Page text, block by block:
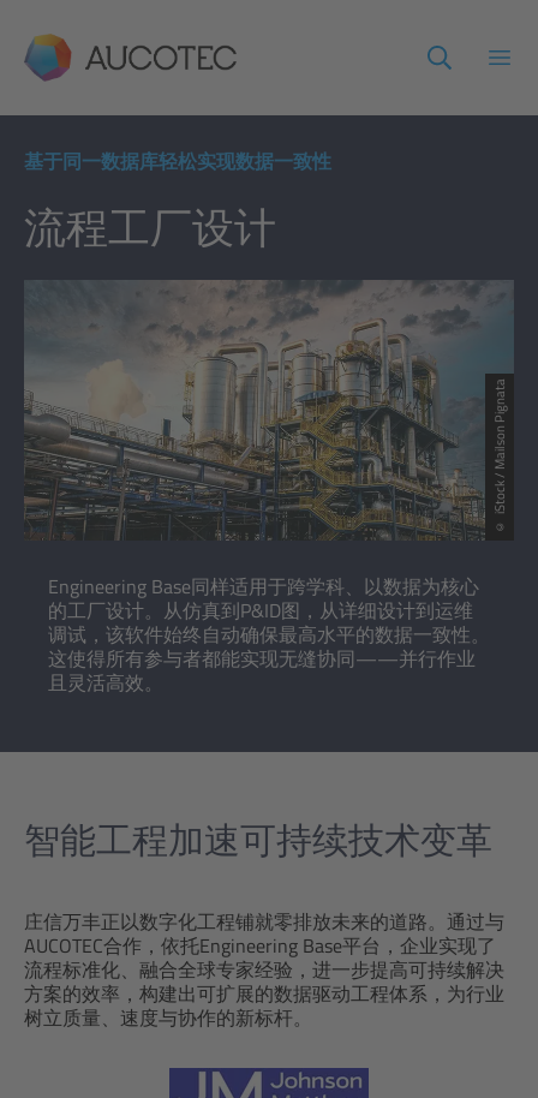
AUCOTEC
打
基于同一数据库轻松实现数据一致性
流程工厂设计
© iStock / Mailson Pignata
Engineering Base同样适用于跨学科、以数据为核心
的工厂设计。从仿真到P&ID图，从详细设计到运维
调试，该软件始终自动确保最高水平的数据一致性。
这使得所有参与者都能实现无缝协同——并行作业
且灵活高效。
智能工程加速可持续技术变革
庄信万丰正以数字化工程铺就零排放未来的道路。通过与
AUCOTEC合作，依托Engineering Base平台，企业实现了
流程标准化、融合全球专家经验，进一步提高可持续解决
方案的效率，构建出可扩展的数据驱动工程体系，为行业
树立质量、速度与协作的新标杆。